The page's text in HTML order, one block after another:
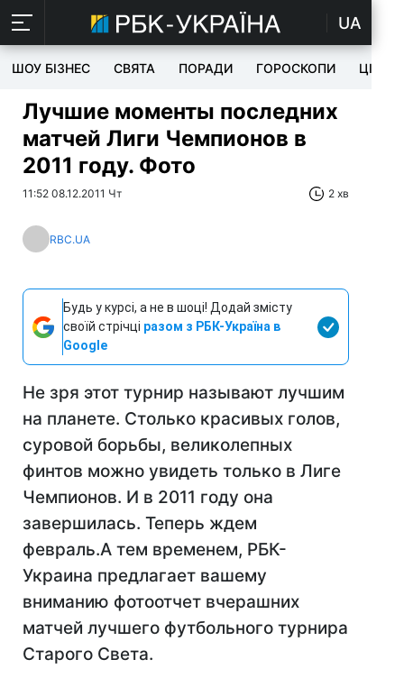
UA
ШОУ БІЗНЕС СВЯТА ПОРАДИ ГОРОСКОПИ ЦІКАВЕ
Лучшие моменты последних
матчей Лиги Чемпионов в
2011 году. Фото
11:52 08.12.2011 Чт 2 хв
RBC.UA
Будь у курсі, а не в шоці! Додай змісту
своїй стрічці разом з РБК-Україна в
Google
Не зря этот турнир называют лучшим
на планете. Столько красивых голов,
суровой борьбы, великолепных
финтов можно увидеть только в Лиге
Чемпионов. И в 2011 году она
завершилась. Теперь ждем
февраль.А тем временем, РБК-
Украина предлагает вашему
вниманию фотоотчет вчерашних
матчей лучшего футбольного турнира
Старого Света.